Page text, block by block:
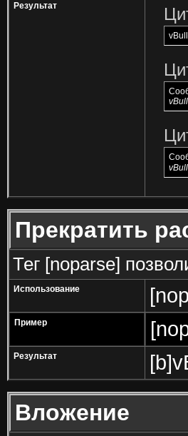
Результат
Прекратить
Тег [noparse]
Использование
Пример
Результат
Вложение